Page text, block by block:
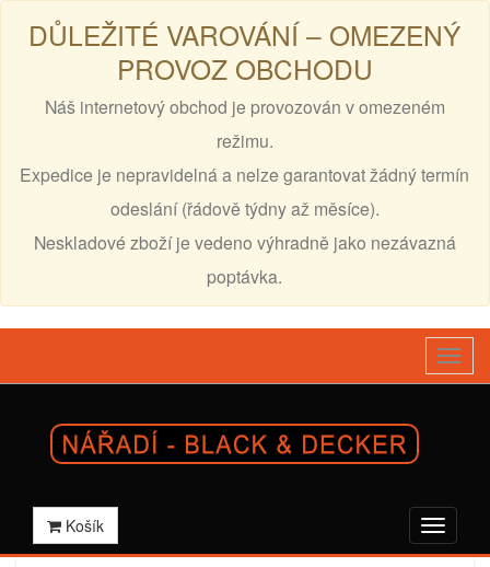
DŮLEŽITÉ VAROVÁNÍ – OMEZENÝ
PROVOZ OBCHODU
Náš internetový obchod je provozován v omezeném
režimu.
Expedice je nepravidelná a nelze garantovat žádný termín
odeslání (řádově týdny až měsíce).
Neskladové zboží je vedeno výhradně jako nezávazná
poptávka.
Košík